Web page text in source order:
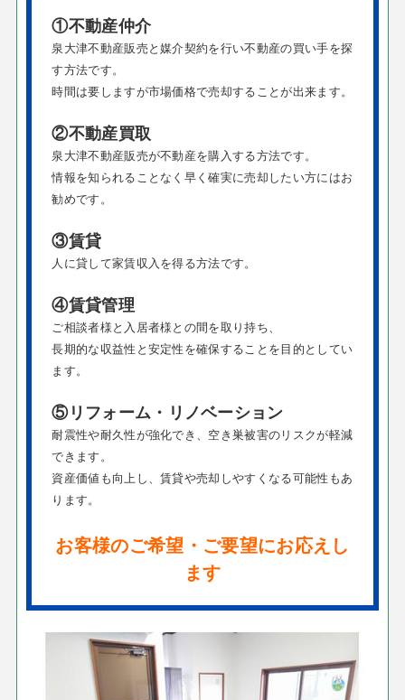
①不動産仲介
泉大津不動産販売と媒介契約を行い不動産の買い手を探
す方法です。
時間は要しますが市場価格で売却することが出来ます。
②不動産買取
泉大津不動産販売が不動産を購入する方法です。
情報を知られることなく早く確実に売却したい方にはお
勧めです。
③賃貸
人に貸して家賃収入を得る方法です。
④賃貸管理
ご相談者様と入居者様との間を取り持ち、
長期的な収益性と安定性を確保することを目的としてい
ます。
⑤リフォーム・リノベーション
耐震性や耐久性が強化でき、空き巣被害のリスクが軽減
できます。
資産価値も向上し、賃貸や売却しやすくなる可能性もあ
ります。
お客様のご希望・ご要望にお応えし
ます